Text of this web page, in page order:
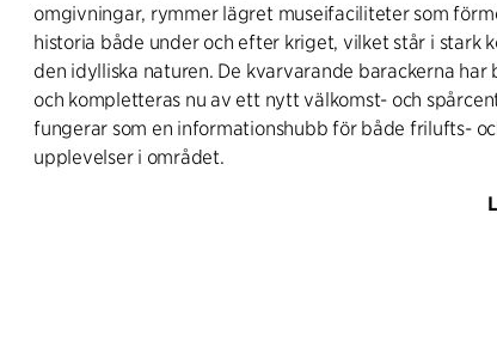
omgivningar, rymmer lägret museifaciliteter som
historia både under och efter kriget, vilket står i stark
den idylliska naturen. De kvarvarande barackerna har
och kompletteras nu av ett nytt välkomst- och
fungerar som en informationshubb för både frilufts-
upplevelser i området.
Arkitekturen i välkomst- och spårcentret smälter